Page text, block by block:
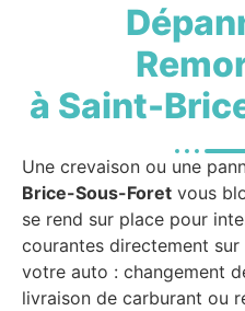
à Saint-
Une crevaison ou une
Brice-Sous-Foret vous
se rend sur place pour
courantes directement
votre auto : changement
livraison de carburant ou